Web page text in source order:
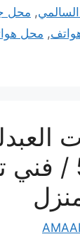
, محل
, محل
56585547 /